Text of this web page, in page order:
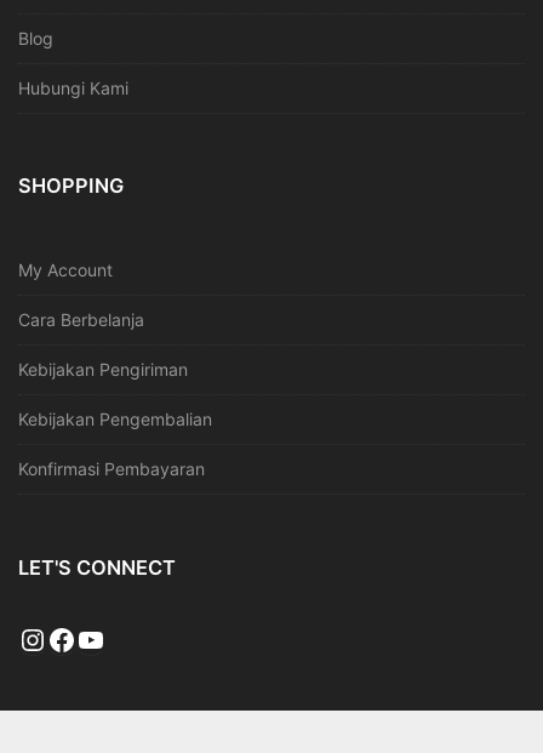
Blog
Hubungi Kami
SHOPPING
My Account
Cara Berbelanja
Kebijakan Pengiriman
Kebijakan Pengembalian
Konfirmasi Pembayaran
LET'S CONNECT